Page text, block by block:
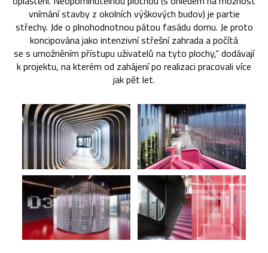
vnímání stavby z okolních výškových budov) je partie
střechy. Jde o plnohodnotnou pátou fasádu domu. Je proto
koncipována jako intenzivní střešní zahrada a počítá
se s umožněním přístupu uživatelů na tyto plochy,“ dodávají
k projektu, na kterém od zahájení po realizaci pracovali více
jak pět let.